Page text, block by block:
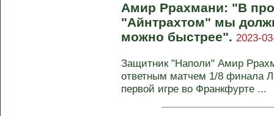
Амир Ррахмани: "В
"Айнтрахтом" мы
можно быстрее". 2023-
Защитник "Наполи" Амир
ответным матчем 1/8 финала
первой игре во Франкфурте ...